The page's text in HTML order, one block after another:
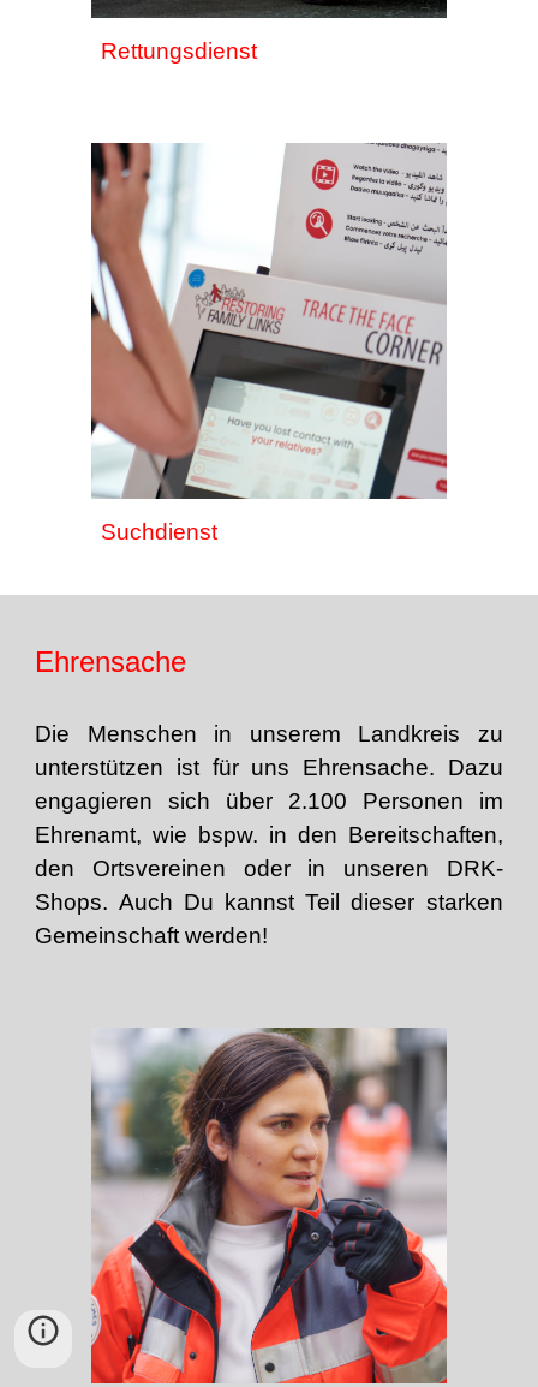
Rettungsdienst
Suchdienst
Ehrensache
Die Menschen in unserem Landkreis zu
unterstützen ist für uns Ehrensache. Dazu
engagieren sich über 2.100 Personen im
Ehrenamt, wie bspw. in den Bereitschaften,
den Ortsvereinen oder in unseren DRK-
Shops. Auch Du kannst Teil dieser starken
Gemeinschaft werden!